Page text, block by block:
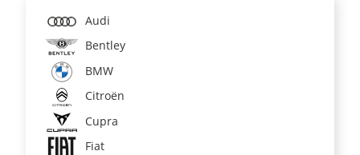
Audi
Bentley
BMW
Citroën
Cupra
Fiat